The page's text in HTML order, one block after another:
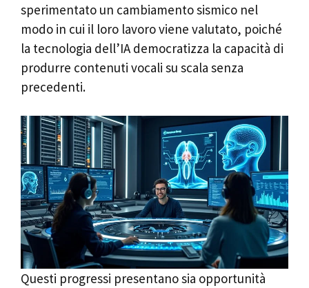
sperimentato un cambiamento sismico nel
modo in cui il loro lavoro viene valutato, poiché
la tecnologia dell’IA democratizza la capacità di
produrre contenuti vocali su scala senza
precedenti.
Questi progressi presentano sia opportunità